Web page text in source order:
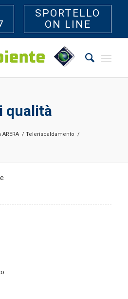
SPORTELLO
ON LINE
qualità
/ Teleriscaldamento /